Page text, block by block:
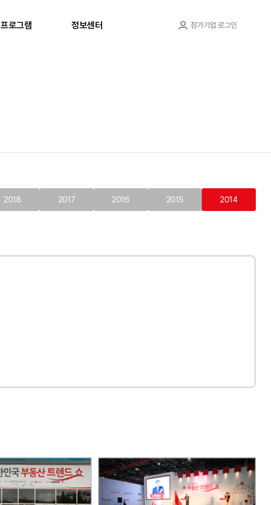
프로그램 정보센터 참가기업 로그인
2018 2017 2016 2015 2014